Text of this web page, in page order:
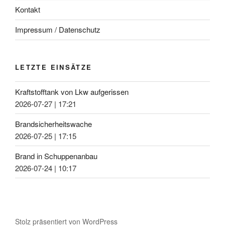
Kontakt
Impressum / Datenschutz
LETZTE EINSÄTZE
Kraftstofftank von Lkw aufgerissen
2026-07-27 | 17:21
Brandsicherheitswache
2026-07-25 | 17:15
Brand in Schuppenanbau
2026-07-24 | 10:17
Stolz präsentiert von WordPress